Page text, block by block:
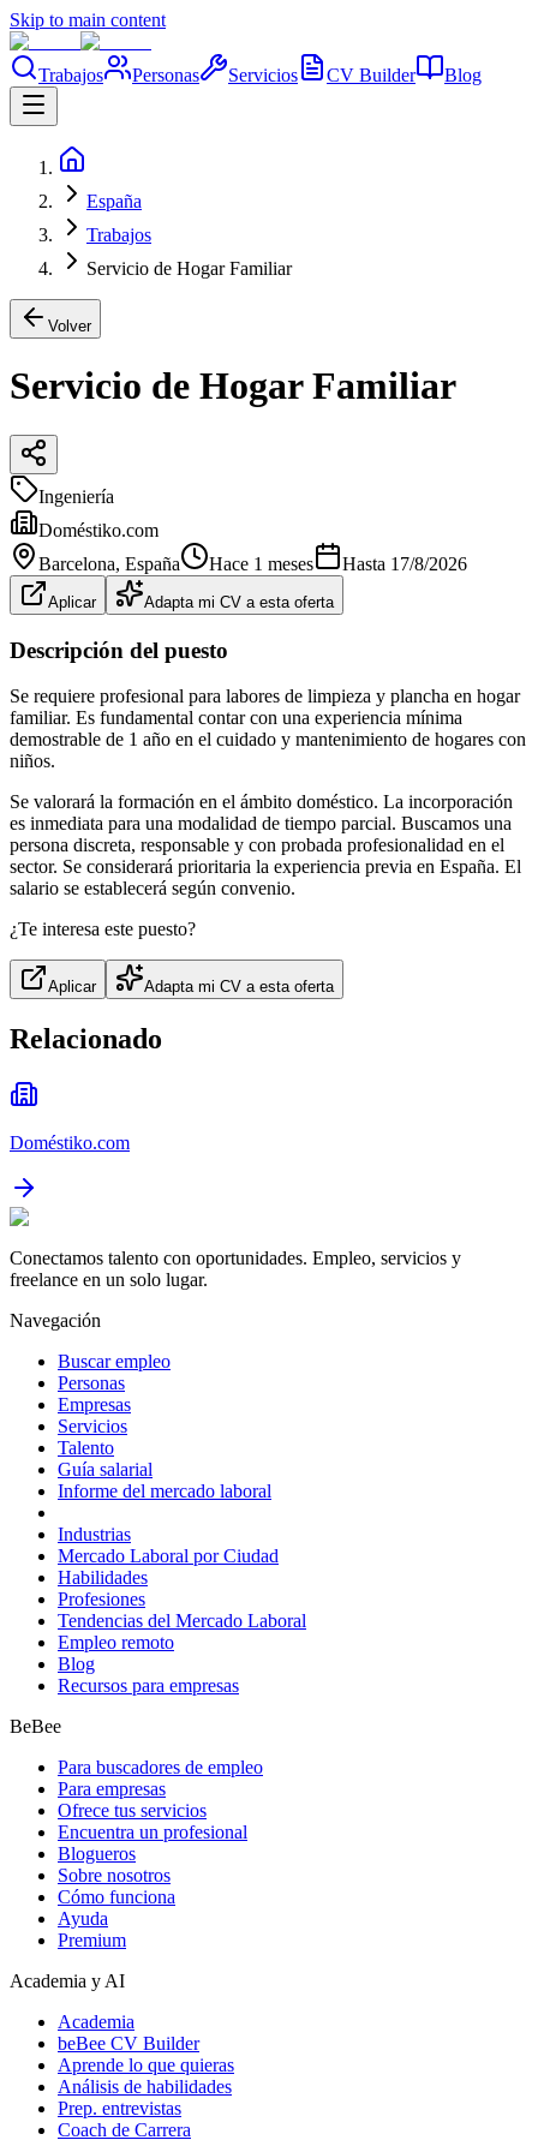
Skip to main content
Trabajos Personas Servicios CV Builder Blog
España
Trabajos
Servicio de Hogar Familiar
Volver
Servicio de Hogar Familiar
Ingeniería
Doméstiko.com
Barcelona, España Hace 1 meses Hasta 17/8/2026
Aplicar Adapta mi CV a esta oferta
Descripción del puesto
Se requiere profesional para labores de limpieza y plancha en hogar
familiar. Es fundamental contar con una experiencia mínima
demostrable de 1 año en el cuidado y mantenimiento de hogares con
niños.
Se valorará la formación en el ámbito doméstico. La incorporación
es inmediata para una modalidad de tiempo parcial. Buscamos una
persona discreta, responsable y con probada profesionalidad en el
sector. Se considerará prioritaria la experiencia previa en España. El
salario se establecerá según convenio.
¿Te interesa este puesto?
Aplicar Adapta mi CV a esta oferta
Relacionado
Doméstiko.com
Conectamos talento con oportunidades. Empleo, servicios y
freelance en un solo lugar.
Navegación
Buscar empleo
Personas
Empresas
Servicios
Talento
Guía salarial
Informe del mercado laboral
Industrias
Mercado Laboral por Ciudad
Habilidades
Profesiones
Tendencias del Mercado Laboral
Empleo remoto
Blog
Recursos para empresas
BeBee
Para buscadores de empleo
Para empresas
Ofrece tus servicios
Encuentra un profesional
Blogueros
Sobre nosotros
Cómo funciona
Ayuda
Premium
Academia y AI
Academia
beBee CV Builder
Aprende lo que quieras
Análisis de habilidades
Prep. entrevistas
Coach de Carrera